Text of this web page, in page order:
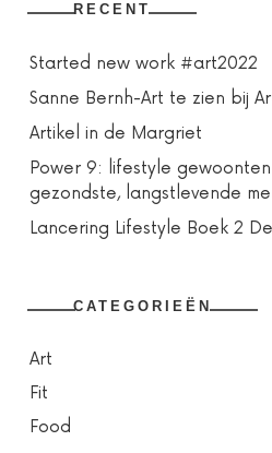
RECENT
Started new work #art2022
Sanne Bernh-Art te zien bij
Artikel in de Margriet
Power 9: lifestyle gewoonten
gezondste, langstlevende
Lancering Lifestyle Boek 2
CATEGORIEËN
Art
Fit
Food